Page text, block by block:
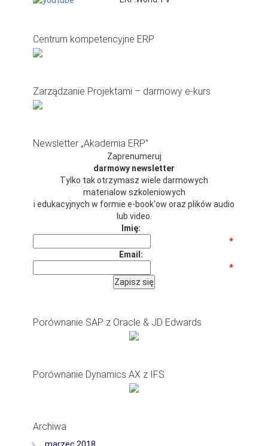
Centrum kompetencyjne ERP
Zarządzanie Projektami – darmowy e-kurs
Newsletter „Akademia ERP”
Zaprenumeruj
darmowy newsletter
Tylko tak otrzymasz wiele darmowych
materialow szkoleniowych
i edukacyjnych w formie e-book'ow oraz plików audio
lub video.
Imię:
*
Email:
*
Porównanie SAP z Oracle & JD Edwards
Porównanie Dynamics AX z IFS
Archiwa